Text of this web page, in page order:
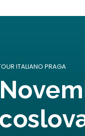
ITALIANO PRAGA